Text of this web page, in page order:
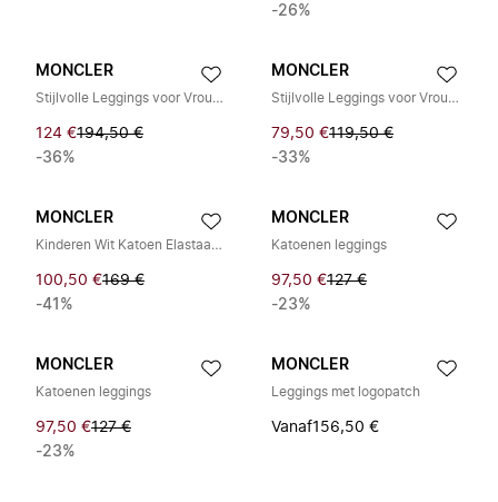
-26%
MONCLER
Stijlvolle Leggings voor Vrouwen
124 €194,50 €
-36%
MONCLER
Stijlvolle Leggings voor Vrouwen
79,50 €119,50 €
-33%
MONCLER
Kinderen Wit Katoen Elastaan Leggings
100,50 €169 €
-41%
MONCLER
Katoenen leggings
97,50 €127 €
-23%
MONCLER
Katoenen leggings
97,50 €127 €
-23%
MONCLER
Leggings met logopatch
Vanaf156,50 €